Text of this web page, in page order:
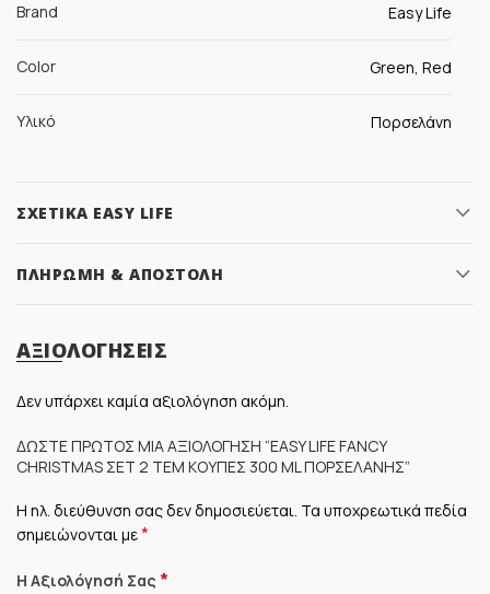
Brand Easy Life
Color Green, Red
Υλικό Πορσελάνη
ΣΧΕΤΙΚΆ EASY LIFE
ΠΛΗΡΩΜΉ & ΑΠΟΣΤΟΛΉ
ΑΞΙΟΛΟΓΉΣΕΙΣ
Δεν υπάρχει καμία αξιολόγηση ακόμη.
ΔΏΣΤΕ ΠΡΏΤΟΣ ΜΊΑ ΑΞΙΟΛΌΓΗΣΗ “EASY LIFE FANCY
CHRISTMAS ΣΕΤ 2 ΤΕΜ ΚΟΎΠΕΣ 300 ML ΠΟΡΣΕΛΆΝΗΣ”
Η ηλ. διεύθυνση σας δεν δημοσιεύεται. Τα υποχρεωτικά πεδία
σημειώνονται με*
Η Αξιολόγησή Σας *